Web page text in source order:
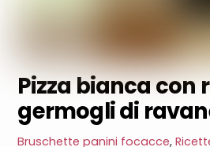
Pizza bianca con
germogli di
Bruschette panini focacce,